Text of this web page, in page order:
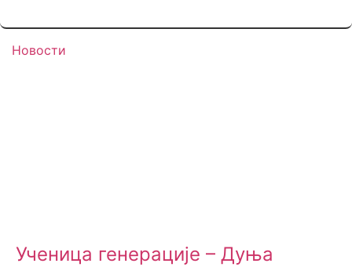
Новости
Ученица генерације – Дуња